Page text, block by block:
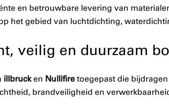
en betrouwbare levering van
het gebied van luchtdichting,
veilig en duurzaam
illbrucken Nullifire toegepast die
brandveiligheid en